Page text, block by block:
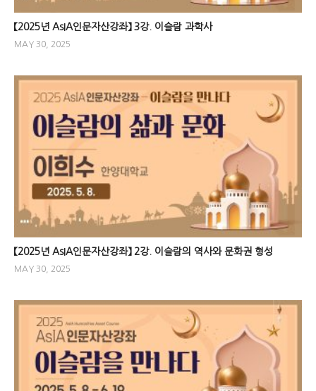
【2025년 AsIA인문자산강좌】 3강. 이슬람 과학사
MAY 30, 2025
【2025년 AsIA인문자산강좌】 2강. 이슬람의 역사와 문화권 형성
MAY 30, 2025